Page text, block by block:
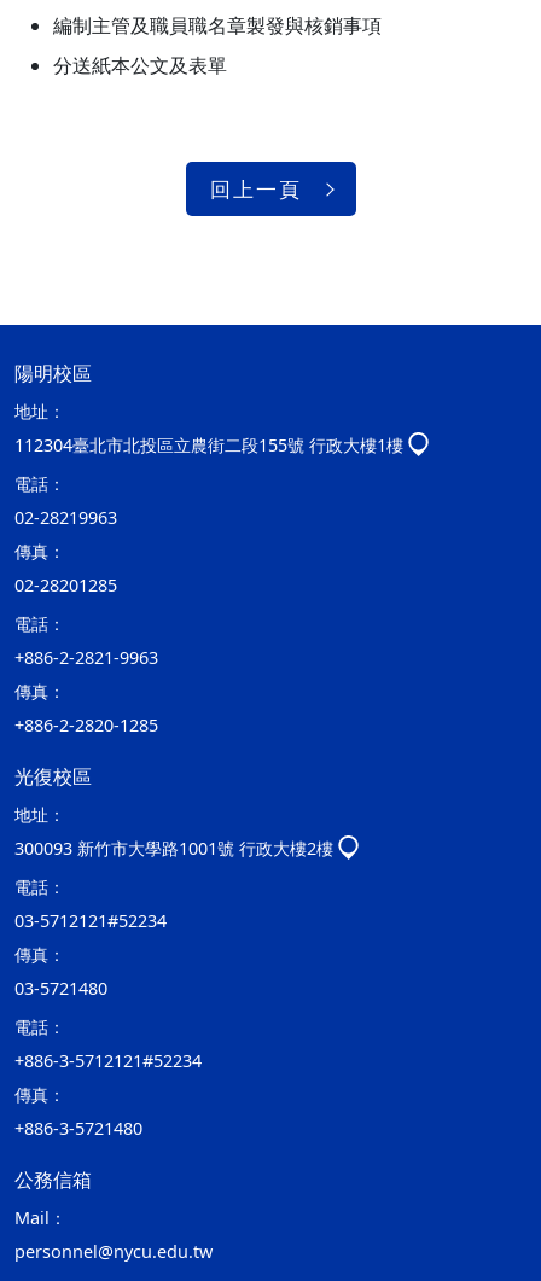
編制主管及職員職名章製發與核銷事項
分送紙本公文及表單
回上一頁
陽明校區
地址：
112304臺北市北投區立農街二段155號 行政大樓1樓
電話：
02-28219963
傳真：
02-28201285
電話：
+886-2-2821-9963
傳真：
+886-2-2820-1285
光復校區
地址：
300093 新竹市大學路1001號 行政大樓2樓
電話：
03-5712121#52234
傳真：
03-5721480
電話：
+886-3-5712121#52234
傳真：
+886-3-5721480
公務信箱
Mail：
personnel@nycu.edu.tw